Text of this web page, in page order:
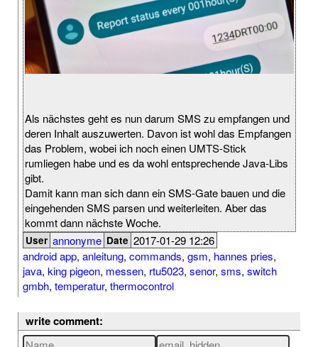
Als nächstes geht es nun darum SMS zu empfangen und
deren Inhalt auszuwerten. Davon ist wohl das Empfangen
das Problem, wobei ich noch einen UMTS-Stick
rumliegen habe und es da wohl entsprechende Java-Libs
gibt.
Damit kann man sich dann ein SMS-Gate bauen und die
eingehenden SMS parsen und weiterleiten. Aber das
kommt dann nächste Woche.
User annonyme Date 2017-01-29 12:26
android app, anleitung, commands, gsm, hannes pries,
java, king pigeon, messen, rtu5023, senor, sms, switch
gmbh, temperatur, thermocontrol
write comment: